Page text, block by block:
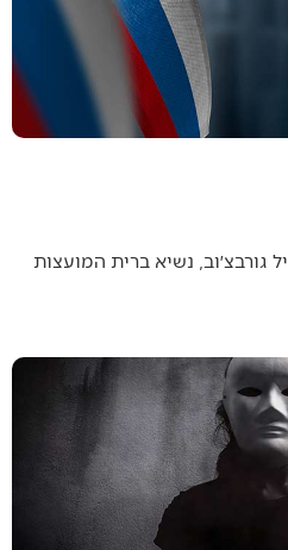
גורבצ׳וב, נשיא ברית המועצות